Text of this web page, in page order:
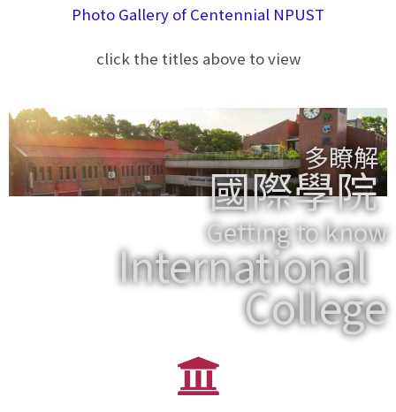
Photo Gallery of Centennial NPUST
click the titles above to view
多瞭解
國際學院
Getting to know
International
College